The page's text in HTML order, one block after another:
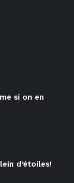
si on en
d’étoiles!